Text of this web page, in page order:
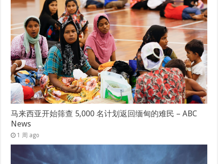
马来西亚开始筛查 5,000 名计划返回缅甸的难民 – ABC
News
1 周 ago